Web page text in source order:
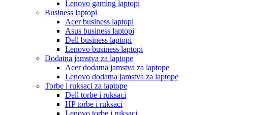
Lenovo gaming laptopi
Business laptopi
Acer business laptopi
Asus business laptopi
Dell business laptopi
Lenovo business laptopi
Dodatna jamstva za laptope
Acer dodatna jamstva za laptope
Lenovo dodatna jamstva za laptope
Torbe i ruksaci za laptope
Dell torbe i ruksaci
HP torbe i ruksaci
Lenovo torbe i ruksaci